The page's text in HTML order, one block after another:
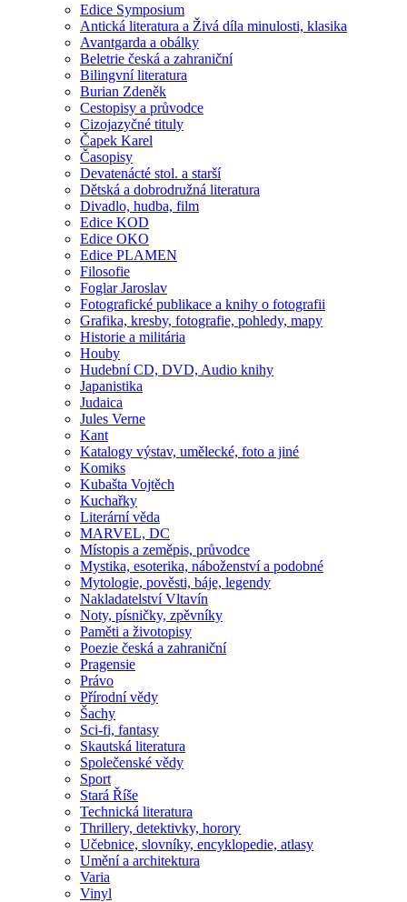
Edice Symposium
Antická literatura a Živá díla minulosti, klasika
Avantgarda a obálky
Beletrie česká a zahraniční
Bilingvní literatura
Burian Zdeněk
Cestopisy a průvodce
Cizojazyčné tituly
Čapek Karel
Časopisy
Devatenácté stol. a starší
Dětská a dobrodružná literatura
Divadlo, hudba, film
Edice KOD
Edice OKO
Edice PLAMEN
Filosofie
Foglar Jaroslav
Fotografické publikace a knihy o fotografii
Grafika, kresby, fotografie, pohledy, mapy
Historie a militária
Houby
Hudební CD, DVD, Audio knihy
Japanistika
Judaica
Jules Verne
Kant
Katalogy výstav, umělecké, foto a jiné
Komiks
Kubašta Vojtěch
Kuchařky
Literární věda
MARVEL, DC
Místopis a zeměpis, průvodce
Mystika, esoterika, náboženství a podobné
Mytologie, pověsti, báje, legendy
Nakladatelství Vltavín
Noty, písničky, zpěvníky
Paměti a životopisy
Poezie česká a zahraniční
Pragensie
Právo
Přírodní vědy
Šachy
Sci-fi, fantasy
Skautská literatura
Společenské vědy
Sport
Stará Říše
Technická literatura
Thrillery, detektivky, horory
Učebnice, slovníky, encyklopedie, atlasy
Umění a architektura
Varia
Vinyl